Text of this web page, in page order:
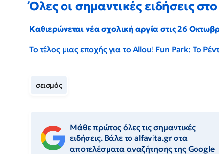
Όλες οι σημαντικές ειδήσεις
Καθιερώνεται νέα σχολική αργία στις 26
Το τέλος μιας εποχής για το Allou! Fun Park: Το
σεισμός
Μάθε πρώτος όλες τις σημαντικές
ειδήσεις. Βάλε το alfavita.gr στα
αποτελέσματα αναζήτησης της Google